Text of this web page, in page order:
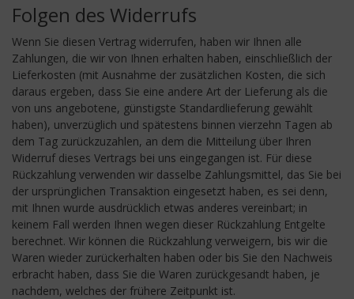
Folgen des Widerrufs
Wenn Sie diesen Vertrag widerrufen, haben wir Ihnen alle
Zahlungen, die wir von Ihnen erhalten haben, einschließlich der
Lieferkosten (mit Ausnahme der zusätzlichen Kosten, die sich
daraus ergeben, dass Sie eine andere Art der Lieferung als die
von uns angebotene, günstigste Standardlieferung gewählt
haben), unverzüglich und spätestens binnen vierzehn Tagen ab
dem Tag zurückzuzahlen, an dem die Mitteilung über Ihren
Widerruf dieses Vertrags bei uns eingegangen ist. Für diese
Rückzahlung verwenden wir dasselbe Zahlungsmittel, das Sie bei
der ursprünglichen Transaktion eingesetzt haben, es sei denn,
mit Ihnen wurde ausdrücklich etwas anderes vereinbart; in
keinem Fall werden Ihnen wegen dieser Rückzahlung Entgelte
berechnet. Wir können die Rückzahlung verweigern, bis wir die
Waren wieder zurückerhalten haben oder bis Sie den Nachweis
erbracht haben, dass Sie die Waren zurückgesandt haben, je
nachdem, welches der frühere Zeitpunkt ist.